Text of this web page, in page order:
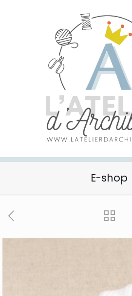
E-shop